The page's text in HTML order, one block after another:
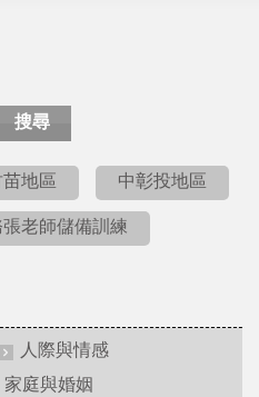
搜尋
地區 中彰投地區
老師儲備訓練
人際與情感
家庭與婚姻